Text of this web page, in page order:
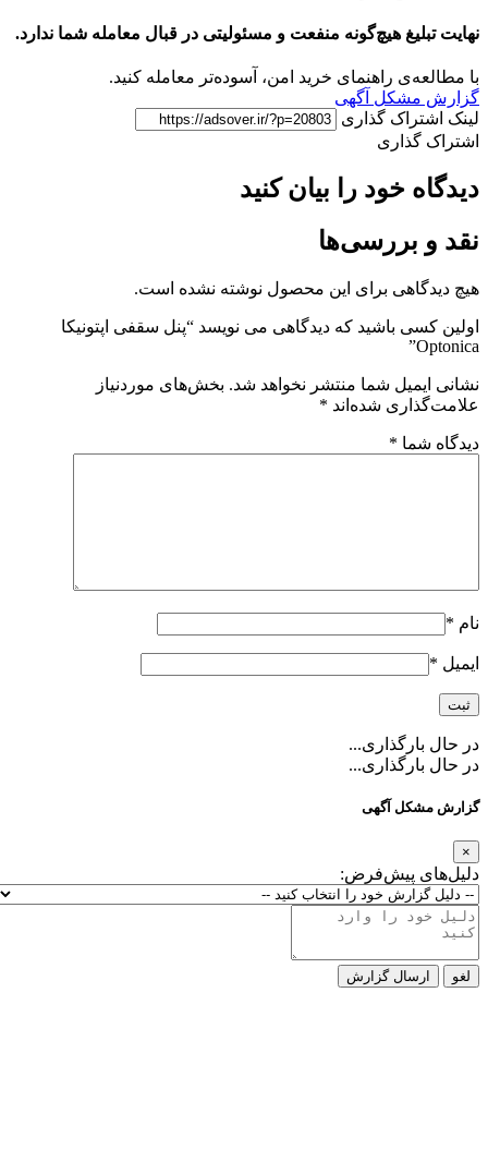
هیچ‌گونه منفعت و مسئولیتی در قبال معامله شما ندارد.
راهنمای خرید امن، آسوده‌تر معامله کنید.
آگهی
گذاری
خود را بیان کنید
بررسی‌ها
برای این محصول نوشته نشده است.
باشید که دیدگاهی می نویسد “پنل سقفی اپتونیکا
شما منتشر نخواهد شد. بخش‌های موردنیاز
شده‌اند*
*
آگهی
پیش‌فرض:
گزارش